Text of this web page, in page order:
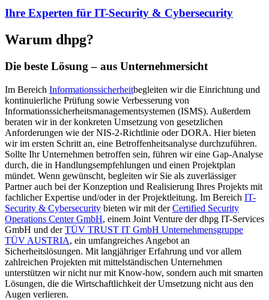
Ihre Experten für IT-Security & Cybersecurity
Warum dhpg?
Die beste Lösung – aus Unternehmersicht
Im Bereich Informationssicherheitbegleiten wir die Einrichtung und
kontinuierliche Prüfung sowie Verbesserung von
Informationssicherheitsmanagementsystemen (ISMS). Außerdem
beraten wir in der konkreten Umsetzung von gesetzlichen
Anforderungen wie der NIS-2-Richtlinie oder DORA. Hier bieten
wir im ersten Schritt an, eine Betroffenheitsanalyse durchzuführen.
Sollte Ihr Unternehmen betroffen sein, führen wir eine Gap-Analyse
durch, die in Handlungsempfehlungen und einen Projektplan
mündet. Wenn gewünscht, begleiten wir Sie als zuverlässiger
Partner auch bei der Konzeption und Realisierung Ihres Projekts mit
fachlicher Expertise und/oder in der Projektleitung. Im Bereich IT-
Security & Cybersecurity bieten wir mit derCertified Security
Operations Center GmbH, einem Joint Venture der dhpg IT-Services
GmbH und derTÜV TRUST IT GmbH Unternehmensgruppe
TÜV AUSTRIA, ein umfangreiches Angebot an
Sicherheitslösungen. Mit langjähriger Erfahrung und vor allem
zahlreichen Projekten mit mittelständischen Unternehmen
unterstützen wir nicht nur mit Know-how, sondern auch mit smarten
Lösungen, die die Wirtschaftlichkeit der Umsetzung nicht aus den
Augen verlieren.